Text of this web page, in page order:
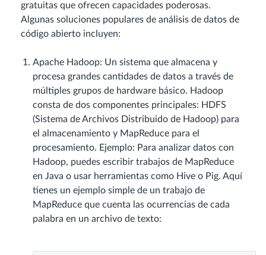
gratuitas que ofrecen capacidades poderosas.
Algunas soluciones populares de análisis de datos de
código abierto incluyen:
Apache Hadoop: Un sistema que almacena y
procesa grandes cantidades de datos a través de
múltiples grupos de hardware básico. Hadoop
consta de dos componentes principales: HDFS
(Sistema de Archivos Distribuido de Hadoop) para
el almacenamiento y MapReduce para el
procesamiento. Ejemplo: Para analizar datos con
Hadoop, puedes escribir trabajos de MapReduce
en Java o usar herramientas como Hive o Pig. Aquí
tienes un ejemplo simple de un trabajo de
MapReduce que cuenta las ocurrencias de cada
palabra en un archivo de texto: